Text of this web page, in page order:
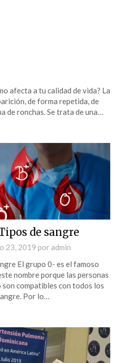
afecta a tu calidad de vida? La
de forma repetida, de
de ronchas. Se trata de una…
de sangre
23, 2019 por admin
El grupo 0- es el famoso
nombre porque las personas
compatibles con todos los
Por lo…